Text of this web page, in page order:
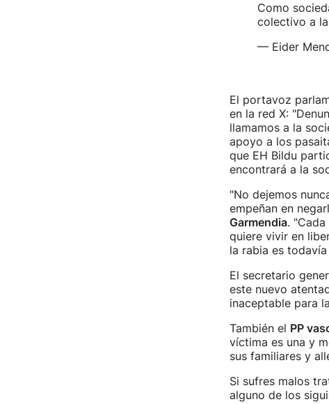
Como
colectivo a
— Eider
El portavoz
en la red X:
llamamos a la
apoyo a los
que EH Bildu
encontrará a la
"No dejemos
empeñan en
Garmendia. "Cada
quiere vivir en
la rabia es
El secretario
este nuevo
inaceptable para
También el PP
víctima es una y
sus familiares y
Si sufres malos
alguno de los